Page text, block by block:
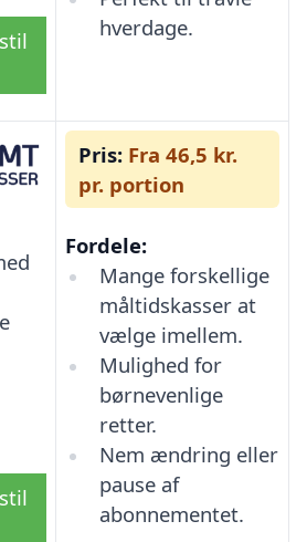
hverdage.
Pris: Fra 46,5 kr.
pr. portion
Fordele:
Mange forskellige
måltidskasser at
vælge imellem.
Mulighed for
børnevenlige
retter.
Nem ændring eller
pause af
abonnementet.